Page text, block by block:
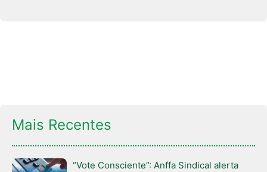
Mais Recentes
“Vote Consciente”: Anffa Sindical alerta